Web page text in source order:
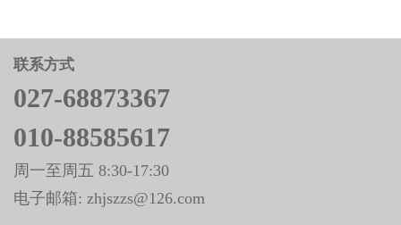
联系方式
027-68873367
010-88585617
周一至周五 8:30-17:30
电子邮箱: zhjszzs@126.com